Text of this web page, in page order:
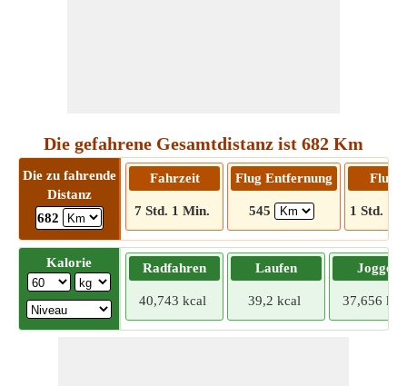
Die gefahrene Gesamtdistanz ist 682 Km
Die zu fahrende
Distanz
682
Fahrzeit
7 Std. 1 Min.
Flug Entfernung
545 1 Std. 10
Kalorie Radfahren
40,743 kcal
Laufen
39,2 kcal
Joggen
37,656